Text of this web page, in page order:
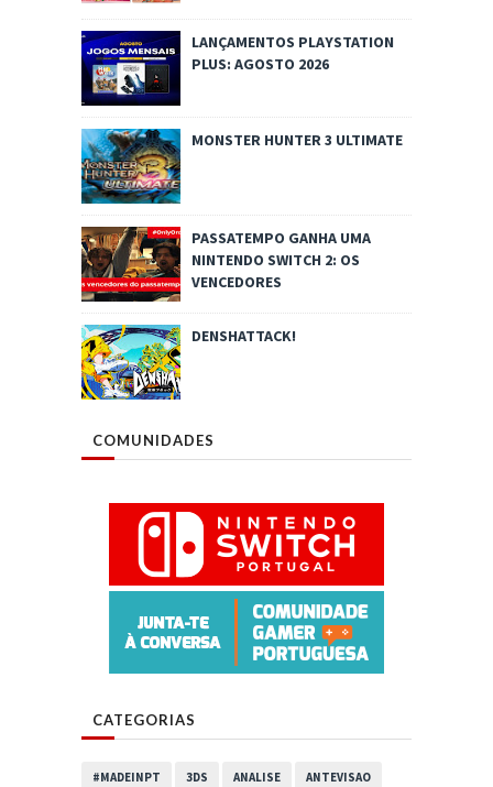
LANÇAMENTOS PLAYSTATION
PLUS: AGOSTO 2026
MONSTER HUNTER 3 ULTIMATE
PASSATEMPO GANHA UMA
NINTENDO SWITCH 2: OS
VENCEDORES
DENSHATTACK!
COMUNIDADES
CATEGORIAS
#MADEINPT 3DS ANALISE ANTEVISAO